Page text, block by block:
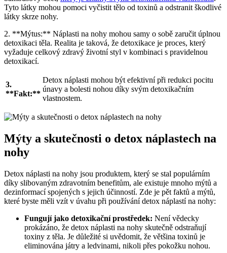
⁤Tyto látky mohou pomoci vyčistit⁣ tělo od toxinů ⁤a odstranit škodlivé
látky skrze nohy.
2. **Mýtus:** Náplasti na nohy mohou samy o sobě zaručit⁢ úplnou
detoxikaci těla. Realita‍ je taková, že detoxikace ⁤je proces, který
vyžaduje celkový zdravý životní⁢ styl v kombinaci s pravidelnou
detoxikací.
3.
**Fakt:**
Detox náplasti ⁤mohou být efektivní při ⁢redukci pocitu
únavy a⁣ bolesti⁣ nohou ⁤díky svým detoxikačním
vlastnostem.
Mýty a skutečnosti o detox náplastech na
nohy
Detox náplasti na nohy jsou​ produktem, ‌který ⁣se stal populárním
⁣díky slibovaným zdravotním benefitům, ale ‌existuje mnoho mýtů a
dezinformací spojených s jejich účinností. Zde je ‍pět faktů a mýtů,
které byste měli⁣ vzít⁢ v úvahu při používání detox náplastí na nohy:
Fungují jako ⁣detoxikační prostředek: Není vědecky
prokázáno, že detox náplasti na nohy skutečně odstraňují
toxiny z těla. Je důležité si uvědomit, ⁤že většina toxinů je
eliminována játry a ledvinami, ‌nikoli přes pokožku nohou.